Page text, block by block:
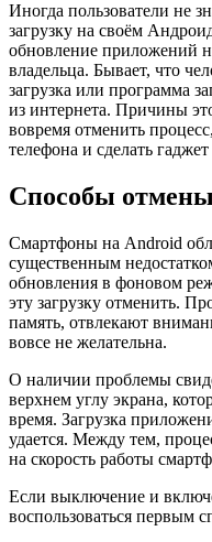
Иногда пользователи не
загрузку на своём
обновление приложений
владельца. Бывает, что
загрузка или программа
из интернета. Причины
вовремя отменить
телефона и сделать
Способы отмены
Смартфоны на Android
существенным
обновления в фоновом
эту загрузку отменить.
память, отвлекают
вовсе не желательна.
О наличии проблемы
верхнем углу экрана,
время. Загрузка
удается. Между тем,
на скорость работы
Если выключение и
воспользоваться первым